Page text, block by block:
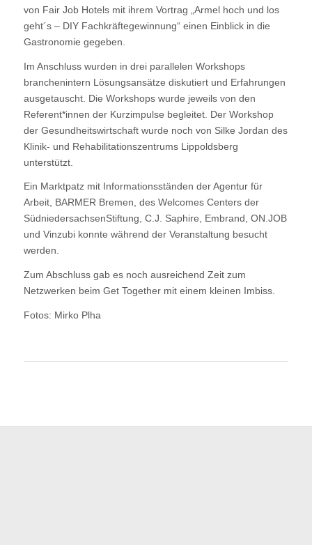
von Fair Job Hotels mit ihrem Vortrag „Armel hoch und los
geht´s – DIY Fachkräftegewinnung“ einen Einblick in die
Gastronomie gegeben.
Im Anschluss wurden in drei parallelen Workshops
branchenintern Lösungsansätze diskutiert und Erfahrungen
ausgetauscht. Die Workshops wurde jeweils von den
Referent*innen der Kurzimpulse begleitet. Der Workshop
der Gesundheitswirtschaft wurde noch von Silke Jordan des
Klinik- und Rehabilitationszentrums Lippoldsberg
unterstützt.
Ein Marktpatz mit Informationsständen der Agentur für
Arbeit, BARMER Bremen, des Welcomes Centers der
SüdniedersachsenStiftung, C.J. Saphire, Embrand, ON.JOB
und Vinzubi konnte während der Veranstaltung besucht
werden.
Zum Abschluss gab es noch ausreichend Zeit zum
Netzwerken beim Get Together mit einem kleinen Imbiss.
Fotos: Mirko Plha